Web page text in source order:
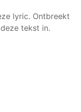
lyric. Ontbreekt
tekst in.